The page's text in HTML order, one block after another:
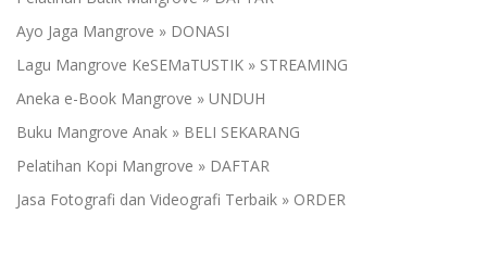
Ayo Jaga Mangrove » DONASI
Lagu Mangrove KeSEMaTUSTIK » STREAMING
Aneka e-Book Mangrove » UNDUH
Buku Mangrove Anak » BELI SEKARANG
Pelatihan Kopi Mangrove » DAFTAR
Jasa Fotografi dan Videografi Terbaik » ORDER